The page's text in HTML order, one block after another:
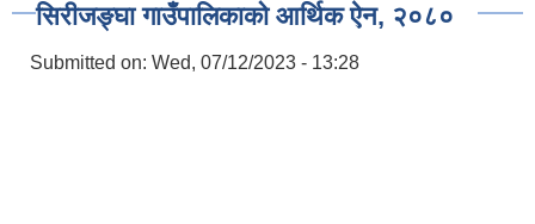
सिरीजङ्घा गाउँपालिकाको आर्थिक ऐन, २०८०
Submitted on: Wed, 07/12/2023 - 13:28